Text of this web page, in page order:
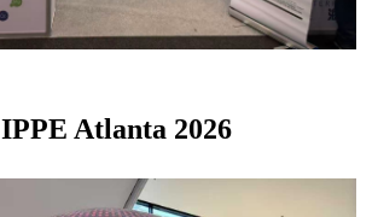
IPPE Atlanta 2026